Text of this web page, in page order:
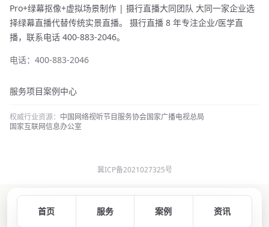
Pro+绿幕抠像+虚拟场景制作 | 摄行直播大同团队 大同一家企业选
择绿幕直播代替传统实景直播。 摄行直播 8 年专注企业/医学直
播，联系电话 400-883-2046。
电话：400-883-2046
服务项目案例中心
权威行业资源： 中国网络视听节目服务协会国家广播电视总局
国家互联网信息办公室
冀ICP备2021027325号
首页 服务 案例 资讯